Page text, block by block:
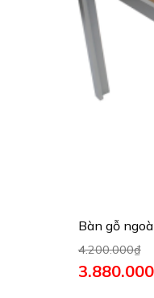
Bàn gỗ
4.200.000₫
3.880.000